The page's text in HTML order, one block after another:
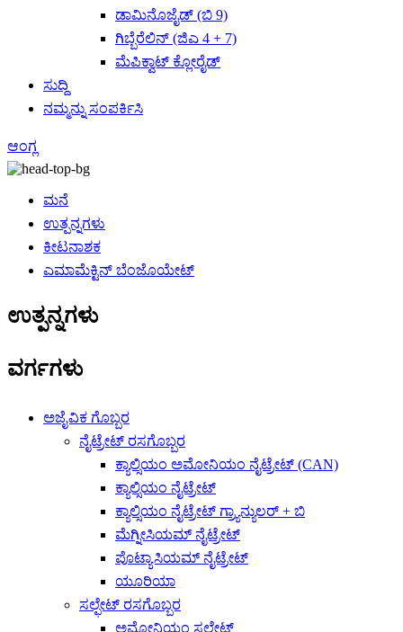
ಡಾಮಿನೊಜೈಡ್ (ಬಿ 9)
ಗಿಬ್ಬೆರೆಲಿನ್ (ಜಿಎ 4 + 7)
ಮೆಪಿಕ್ವಾಟ್ ಕ್ಲೋರೈಡ್
ಸುದ್ದಿ
ನಮ್ಮನ್ನು ಸಂಪರ್ಕಿಸಿ
ಆಂಗ್ಲ
ಮನೆ
ಉತ್ಪನ್ನಗಳು
ಕೀಟನಾಶಕ
ಎಮಾಮೆಕ್ಟಿನ್ ಬೆಂಜೊಯೇಟ್
ಉತ್ಪನ್ನಗಳು
ವರ್ಗಗಳು
ಅಜೈವಿಕ ಗೊಬ್ಬರ
ನೈಟ್ರೇಟ್ ರಸಗೊಬ್ಬರ
ಕ್ಯಾಲ್ಸಿಯಂ ಅಮೋನಿಯಂ ನೈಟ್ರೇಟ್ (CAN)
ಕ್ಯಾಲ್ಸಿಯಂ ನೈಟ್ರೇಟ್
ಕ್ಯಾಲ್ಸಿಯಂ ನೈಟ್ರೇಟ್ ಗ್ರ್ಯಾನ್ಯುಲರ್ + ಬಿ
ಮೆಗ್ನೀಸಿಯಮ್ ನೈಟ್ರೇಟ್
ಪೊಟ್ಯಾಸಿಯಮ್ ನೈಟ್ರೇಟ್
ಯೂರಿಯಾ
ಸಲ್ಫೇಟ್ ರಸಗೊಬ್ಬರ
ಅಮೋನಿಯಂ ಸಲ್ಫೇಟ್